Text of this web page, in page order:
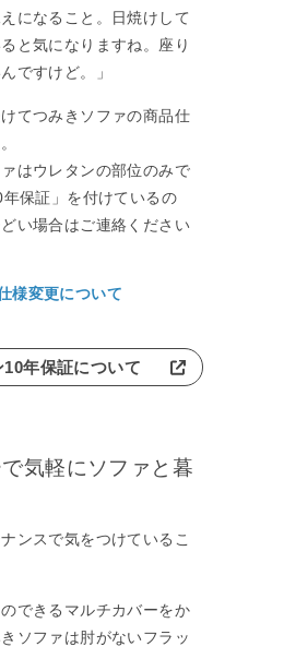
になること。日焼けして
と気になりますね。座り
ですけど。」
てつみきソファの商品仕
はウレタンの部位のみで
保証」を付けているの
い場合はご連絡ください
様変更について
10年保証について
気軽にソファと暮
ンスで気をつけているこ
のできるマルチカバーをか
ソファは肘がないフラッ